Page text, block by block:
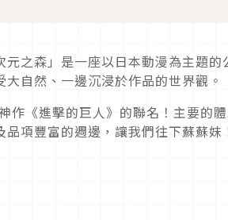
之森」是一座以日本動漫為主題
自然、一邊沉浸於作品的世界觀。
作《進擊的巨人》的聯名！主要的
項豐富的週邊，讓我們往下蘇蘇妹